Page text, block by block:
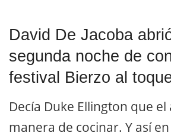
David De Jacoba
segunda noche de
festival Bierzo al
Decía Duke Ellington que el
manera de cocinar. Y así